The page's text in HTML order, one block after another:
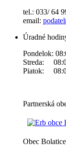
tel.: 033/ 64
email:
Úradné
Pondelok:
Streda:
Piatok:
Obec